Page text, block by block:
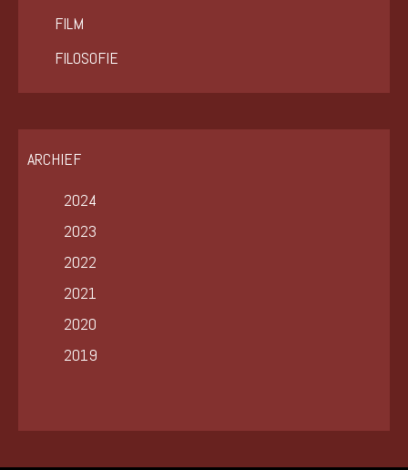
FILM
FILOSOFIE
ARCHIEF
2024
2023
2022
2021
2020
2019